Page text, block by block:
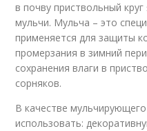
в почву приствольный
мульчи. Мульча – это
применяется для защиты
промерзания в зимний
сохранения влаги в
сорняков.
В качестве
использовать: